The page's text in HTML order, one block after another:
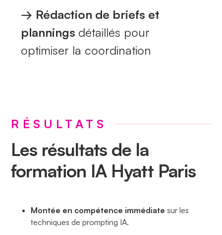
→ Rédaction de briefs et
plannings détaillés pour
optimiser la coordination
RÉSULTATS
Les résultats de la
formation IA Hyatt Paris
Montée en compétence immédiate sur les
techniques de prompting IA.